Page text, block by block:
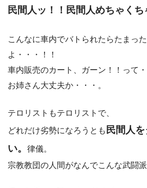
民間人ッ！！民間人めちゃくち
こんなに車内でバトられたらたまっ
よ・・・！！
車内販売のカート、ガーン！！って・
お姉さん大丈夫か・・・。
テロリストもテロリストで、
どれだけ劣勢になろうとも民間人
い。
律儀。
宗教教団の人間がなんでこんな武闘